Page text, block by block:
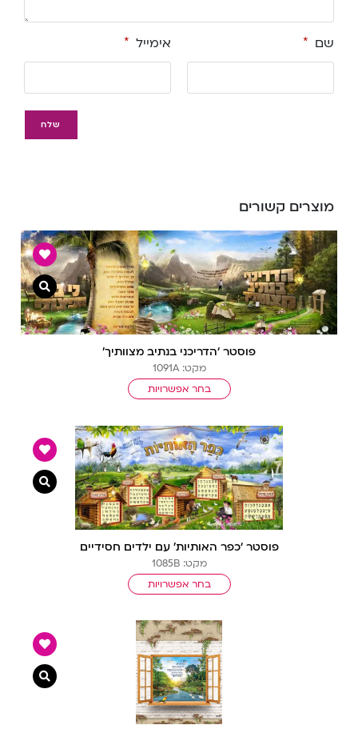
שם * אימייל *
מוצרים קשורים
פוסטר ‘הדריכני בנתיב מצוותיך’
מקט: 1091A
בחר אפשרויות
צפייה
פוסטר ‘כפר האותיות’ עם ילדים חסידיים
מקט: 1085B
בחר אפשרויות
צפייה
צפייה